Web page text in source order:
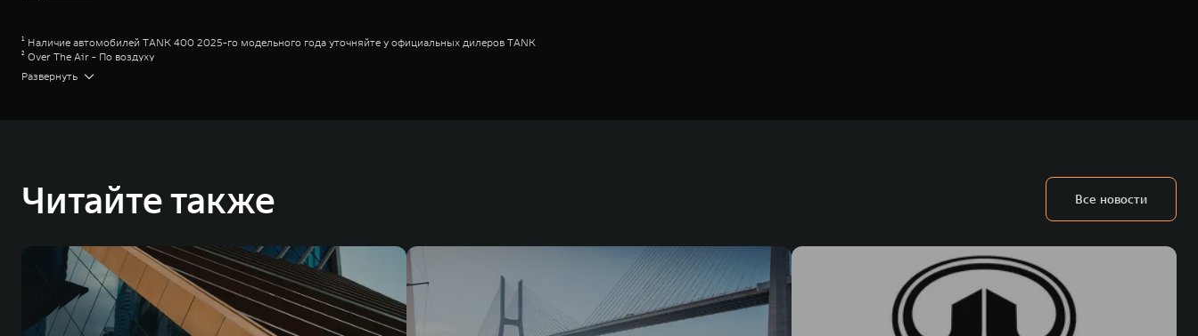
¹ Наличие автомобилей TANK 400 2025-го модельного года уточняйте у официальных дилеров TANK
² Over The Air - По воздуху
³ Указана максимальная рекомендованная цена перепродажи. Уточняйте актуальные розничные цены в салонах дилерских центров TANK
⁴ Премиум
⁹ Для работы сервиса необходимо подключение к Интернету и подписка Яндекс Плюс
Great Wall Motor Company Limited (GWM) — глобальный производитель внедорожников, кроссоверов и пикапов, специализирующийся на интеллектуальных технологиях и экологичном производстве. Компания была
зарегистрирована на Гонконгской и Шанхайской фондовых биржах в 2003 и 2011 годах соответственно. Сфера деятельности концерна GWM включает проектирование, исследования и разработки, производство, продажу и
ландшафта автомобильной отрасли, в том числе посредством разработки собственных интеллектуальных платформ. Шесть автомобильных брендов GWM – интеллектуальных кроссоверов и внедорожников HAVAL,
выносливых пикапов GWM Pickup, инновационных внедорожников TANK, электромобилей ORA, премиальных кроссоверов WEY, а также новый технологичный бренд SALOON – в совокупности образуют сегмент прогрессивных
и современных автомобилей в более чем 60 регионах мира. В состав холдинга GWM входят 80 дочерних компаний, а штат включает более 60 000 человек. В течение шести лет подряд продажи GWM превышают отметку в 1
млн автомобилей в год. По итогам 2021 года общая выручка компании увеличилась больше чем на 30% и составила 136,3 млрд юаней (1,6 трлн рублей). С 1998 года Great Wall Motor занимает первое место по объёмам продаж
пикапов в Китае. На сегодняшний день концерн GWM создал мировую систему исследований и разработок, включая центры в России, Китае, Японии, США, Германии, Индии, Австрии и Южной Корее. Компания построила
глобальную систему «14+5», которая включает 10 внутренних производственных комплексов и 4 зарубежных – в России, Таиланде, Бразилии и Индии, а также 5 предприятий по сборке автомобилей.
Развернуть
Читайте также Все новости